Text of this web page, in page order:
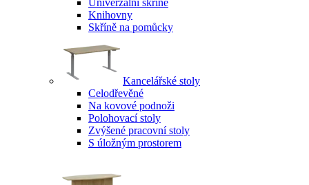
Univerzální skříně
Knihovny
Skříně na pomůcky
Kancelářské stoly
Celodřevěné
Na kovové podnoži
Polohovací stoly
Zvýšené pracovní stoly
S úložným prostorem